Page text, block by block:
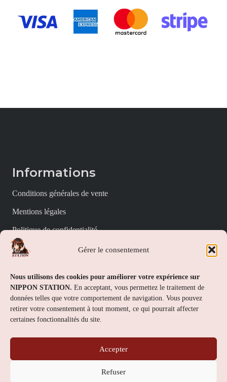
Gérer le consentement
Nous utilisons des cookies pour améliorer votre expérience sur
NIPPON STATION. En acceptant, vous permettez le traitement de
données telles que votre comportement de navigation. Vous pouvez
retirer votre consentement à tout moment, ce qui pourrait affecter
certaines fonctionnalités du site.
Accepter
Refuser
Informations
Conditions générales de vente
Mentions légales
Politique de confidentialité
Politique de cookies (UE)
Nippon Station
À propos
FAQs
Contact